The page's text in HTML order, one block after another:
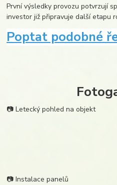
První výsledky provozu potvrzují
investor již připravuje další etapu
Poptat podobné
📷 Letecký pohled na objekt
📷 Instalace panelů